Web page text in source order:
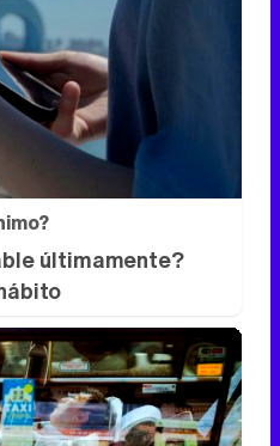
últimamente?